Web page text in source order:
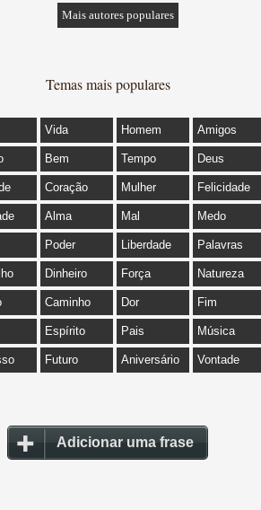
Mais autores populares
Temas mais populares
Vida Homem Amigos
Bem Tempo Deus
Coração Mulher Felicidade
Alma Mal Medo
Poder Liberdade Palavras
Dinheiro Força Natureza
Caminho Dor Fim
Espírito Pais Música
Futuro Aniversário Vontade
Adicionar uma frase